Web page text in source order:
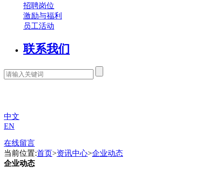
招聘岗位
激励与福利
员工活动
联系我们
中文
EN
在线留言
当前位置:首页>资讯中心>企业动态
企业动态